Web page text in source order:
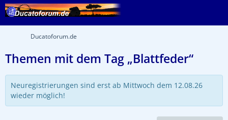
Ducatoforum.de
Themen mit dem Tag „Blattfeder“
Neuregistrierungen sind erst ab Mittwoch dem 12.08.26
wieder möglich!